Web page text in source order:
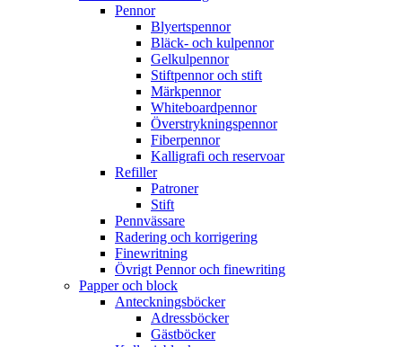
Pennor
Blyertspennor
Bläck- och kulpennor
Gelkulpennor
Stiftpennor och stift
Märkpennor
Whiteboardpennor
Överstrykningspennor
Fiberpennor
Kalligrafi och reservoar
Refiller
Patroner
Stift
Pennvässare
Radering och korrigering
Finewritning
Övrigt Pennor och finewriting
Papper och block
Anteckningsböcker
Adressböcker
Gästböcker